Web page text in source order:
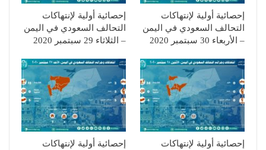
إحصائية أولية لإنتهاكات
التحالف السعودي في اليمن
– الأربعاء 30 سبتمبر 2020
إحصائية أولية لإنتهاكات
التحالف السعودي في اليمن
– الثلاثاء 29 سبتمبر 2020
إحصائية أولية لإنتهاكات
إحصائية أولية لإنتهاكات